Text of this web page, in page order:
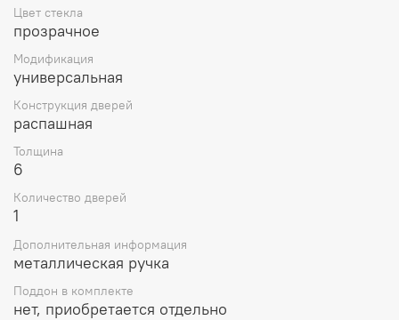
Цвет стекла
прозрачное
Модификация
универсальная
Конструкция дверей
распашная
Толщина
6
Количество дверей
1
Дополнительная информация
металлическая ручка
Поддон в комплекте
нет, приобретается отдельно